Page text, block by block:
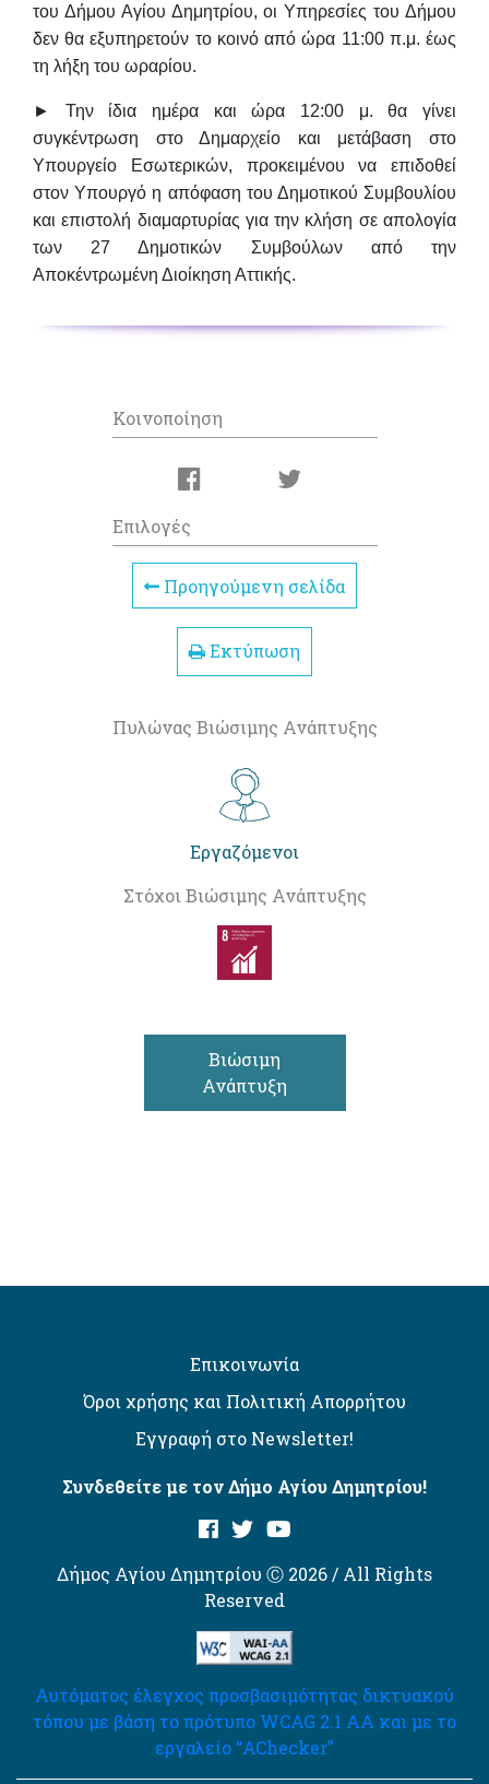
του Δήμου Αγίου Δημητρίου,οι Υπηρεσίες του Δήμου
δεν θα εξυπηρετούν το κοινό από ώρα 11:00 π.μ. έως
τη λήξη του ωραρίου.
► Την ίδια ημέρα καιώρα 12:00 μ. θα γίνει
συγκέντρωση στο Δημαρχείο και μετάβαση στο
Υπουργείο Εσωτερικών, προκειμένου να επιδοθεί
στον Υπουργό η απόφαση του Δημοτικού Συμβουλίου
και επιστολή διαμαρτυρίας για την κλήση σε απολογία
των 27 Δημοτικών Συμβούλων από την
Αποκέντρωμένη Διοίκηση Αττικής.
Κοινοποίηση
Επιλογές
Προηγούμενη σελίδα
Εκτύπωση
Πυλώνας Βιώσιμης Ανάπτυξης
Εργαζόμενοι
Στόχοι Βιώσιμης Ανάπτυξης
Βιώσιμη
Ανάπτυξη
Επικοινωνία
Όροι χρήσης και Πολιτική Απορρήτου
Εγγραφή στο Newsletter!
Συνδεθείτε με τον Δήμο Αγίου Δημητρίου!
Δήμος Αγίου Δημητρίου Ⓒ 2026 / All Rights
Reserved
Αυτόματος έλεγχος προσβασιμότητας δικτυακού
τόπου με βάση το πρότυπο WCAG 2.1 AA και με το
εργαλείο “AChecker”